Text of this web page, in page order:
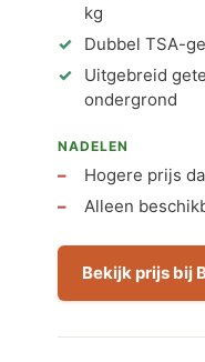
kg
Dubbel TSA-
Uitgebreid
ondergrond
NADELEN
Hogere prijs
Alleen
Bekijk prijs bij